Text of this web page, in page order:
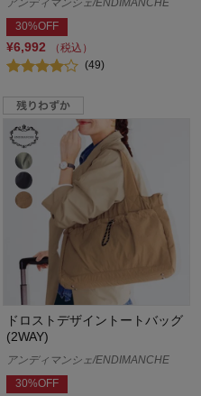
30%OFF
¥6,992
（税込）
(49)
ドロストデザイントートバッグ
(2WAY)
アンディマンシェ/ENDIMANCHE
30%OFF